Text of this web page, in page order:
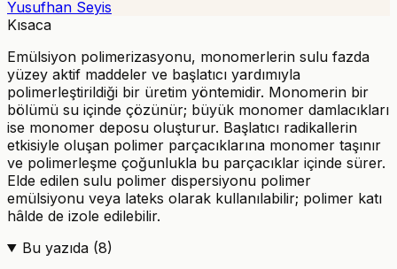
Yusufhan Seyis
Kısaca
Emülsiyon polimerizasyonu, monomerlerin sulu fazda
yüzey aktif maddeler ve başlatıcı yardımıyla
polimerleştirildiği bir üretim yöntemidir. Monomerin bir
bölümü su içinde çözünür; büyük monomer damlacıkları
ise monomer deposu oluşturur. Başlatıcı radikallerin
etkisiyle oluşan polimer parçacıklarına monomer taşınır
ve polimerleşme çoğunlukla bu parçacıklar içinde sürer.
Elde edilen sulu polimer dispersiyonu polimer
emülsiyonu veya lateks olarak kullanılabilir; polimer katı
hâlde de izole edilebilir.
Bu yazıda (8)